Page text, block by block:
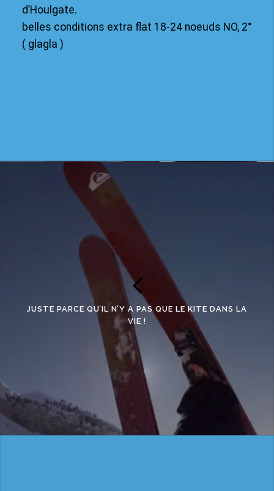
d’Houlgate.
belles conditions extra flat 18-24 noeuds NO, 2°
( glagla )
JUSTE PARCE QU’IL N’Y A PAS QUE LE KITE DANS LA
VIE !